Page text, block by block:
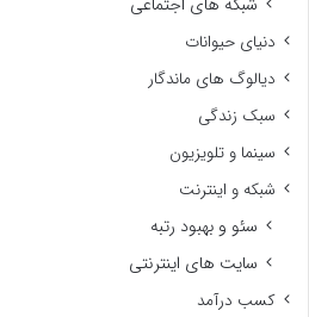
دنیای حیوانات
دیالوگ های ماندگار
سبک زندگی
سینما و تلویزیون
شبکه و اینترنت
سئو و بهبود رتبه
سایت های اینترنتی
کسب درآمد